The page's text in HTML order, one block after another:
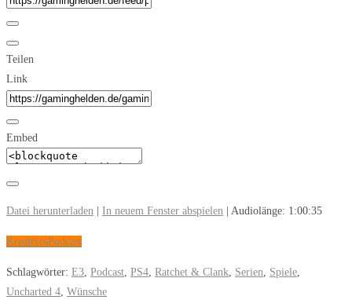
Teilen
Link
Embed
Datei herunterladen In neuem Fenster abspielen Audiolänge: 1:00:35
KreativesPodcast
Schlagwörter: E3, Podcast, PS4, Ratchet & Clank, Serien, Spiele,
Uncharted 4, Wünsche